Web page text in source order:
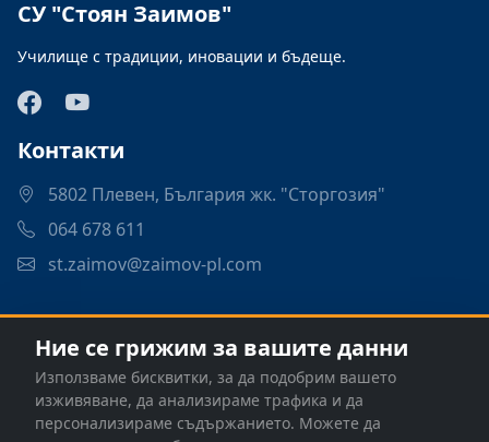
СУ "Стоян Заимов"
Училище с традиции, иновации и бъдеще.
Контакти
5802 Плевен, България жк. "Сторгозия"
064 678 611
st.zaimov@zaimov-pl.com
Връзки
Програми
Ние се грижим за вашите данни
Използваме бисквитки, за да подобрим вашето
изживяване, да анализираме трафика и да
персонализираме съдържанието. Можете да